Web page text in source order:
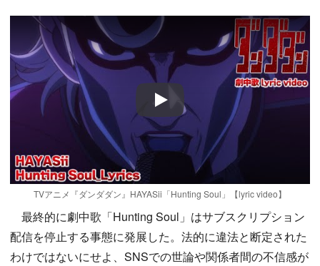
Play
TVアニメ『ダンダダン』HAYASii「Hunting Soul」【lyric video】
最終的に劇中歌「Hunting Soul」はサブスクリプション
配信を停止する事態に発展した。法的に違法と断定された
わけではないにせよ、SNSでの世論や関係者間の不信感が